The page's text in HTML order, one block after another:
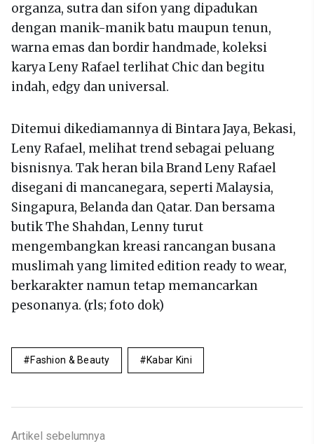
organza, sutra dan sifon yang dipadukan
dengan manik-manik batu maupun tenun,
warna emas dan bordir handmade, koleksi
karya Leny Rafael terlihat Chic dan begitu
indah, edgy dan universal.
Ditemui dikediamannya di Bintara Jaya, Bekasi,
Leny Rafael, melihat trend sebagai peluang
bisnisnya. Tak heran bila Brand Leny Rafael
disegani di mancanegara, seperti Malaysia,
Singapura, Belanda dan Qatar. Dan bersama
butik The Shahdan, Lenny turut
mengembangkan kreasi rancangan busana
muslimah yang limited edition ready to wear,
berkarakter namun tetap memancarkan
pesonanya. (rls; foto dok)
Fashion & Beauty Kabar Kini
Artikel sebelumnya